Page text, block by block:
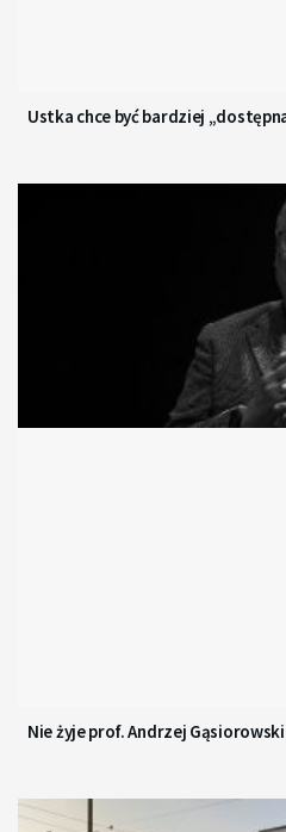
Ustka chce być bardziej
Nie żyje prof. Andrzej Gąsiorowski